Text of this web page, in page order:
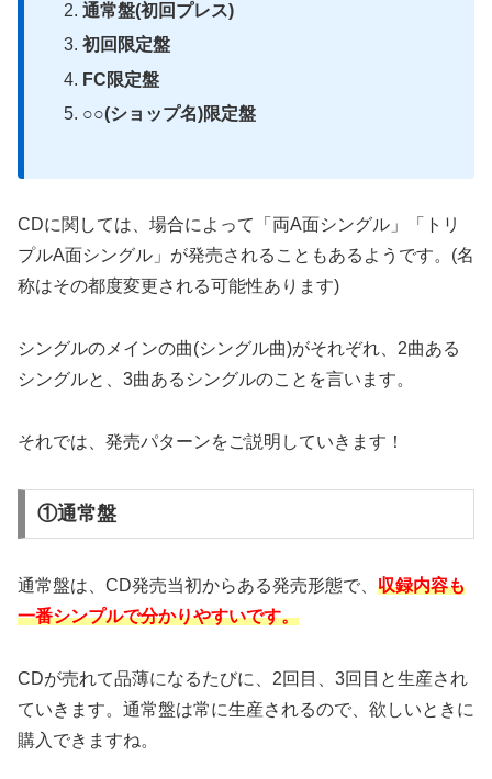
通常盤(初回プレス)
初回限定盤
FC限定盤
○○(ショップ名)限定盤
CDに関しては、場合によって「両A面シングル」「トリ
プルA面シングル」が発売されることもあるようです。(名
称はその都度変更される可能性あります)
シングルのメインの曲(シングル曲)がそれぞれ、2曲ある
シングルと、3曲あるシングルのことを言います。
それでは、発売パターンをご説明していきます！
①通常盤
通常盤は、CD発売当初からある発売形態で、 収録内容も
一番シンプルで分かりやすいです。
CDが売れて品薄になるたびに、2回目、3回目と生産され
ていきます。通常盤は常に生産されるので、欲しいときに
購入できますね。